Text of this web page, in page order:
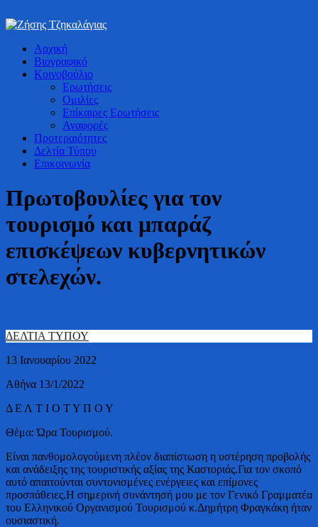
Ζήσης Τζηκαλάγιας
Bουλευτής Ν. Καστοριάς
Αρχική
Βιογραφικό
Κοινοβούλιο
Ερωτήσεις
Ομιλίες
Επίκαιρες Ερωτήσεις
Αναφορές
Προτεραιότητες
Δελτία Τύπου
Επικοινωνία
Πρωτοβουλίες για τον
τουρισμό και μπαράζ
επισκέψεων κυβερνητικών
στελεχών.
ΔΕΛΤΙΑ ΤΥΠΟΥ
13 Ιανουαρίου 2022
Αθήνα 13/1/2022
Δ Ε Λ Τ Ι Ο Τ Υ Π Ο Υ
Θέμα: Ώρα Τουρισμού.
Είναι πανθομολογούμενη πλέον διαπίστωση η υστέρηση προβολής
και ανάδειξης της τουριστικής αξίας της Καστοριάς.Για τον σκοπό
αυτό απαιτούνται συντονισμένες ενέργειες και επίμονες
προσπάθειες.Η σημερινή συνάντησή μου με τον Γενικό Γραμματέα
του Ελληνικού Οργανισμού Τουρισμού κ.Δημήτρη Φραγκάκη ήταν
ουσιαστική.